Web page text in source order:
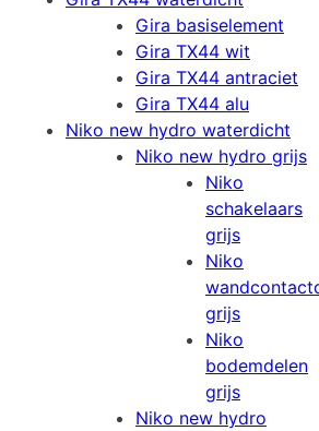
Gira basiselement
Gira TX44 wit
Gira TX44 antraciet
Gira TX44 alu
Niko new hydro waterdicht
Niko new hydro grijs
Niko
schakelaars
grijs
Niko
grijs
Niko
bodemdelen
grijs
Niko new hydro